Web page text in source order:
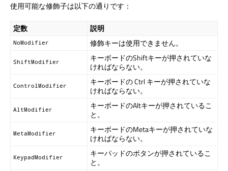
使用可能な修飾子は以下の通りです：
定数 説明
NoModifier 修飾キーは使用できません。
ShiftModifier
キーボードのShiftキーが押されていな
ければならない。
ControlModifier
キーボードの Ctrl キーが押されていな
ければならない。
AltModifier
キーボードのAltキーが押されているこ
と。
MetaModifier
キーボードのMetaキーが押されていな
ければならない。
KeypadModifier
キーパッドのボタンが押されているこ
と。